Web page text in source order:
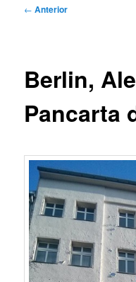
Navegación
← Anterior
Berlin,
Pancarta